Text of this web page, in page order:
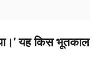
यह किस भूतकाल